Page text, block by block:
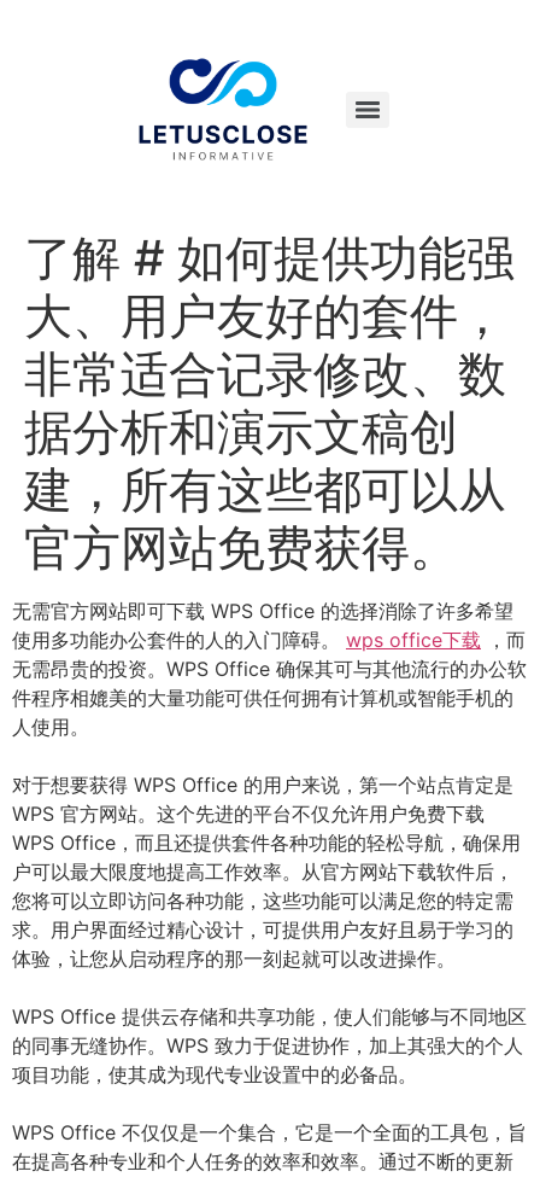
了解 # 如何提供功能强
大、用户友好的套件，
非常适合记录修改、数
据分析和演示文稿创
建，所有这些都可以从
官方网站免费获得。
无需官方网站即可下载 WPS Office 的选择消除了许多希望
使用多功能办公套件的人的入门障碍。 wps office下载 ，而
无需昂贵的投资。WPS Office 确保其可与其他流行的办公软
件程序相媲美的大量功能可供任何拥有计算机或智能手机的
人使用。
对于想要获得 WPS Office 的用户来说，第一个站点肯定是
WPS 官方网站。这个先进的平台不仅允许用户免费下载
WPS Office，而且还提供套件各种功能的轻松导航，确保用
户可以最大限度地提高工作效率。从官方网站下载软件后，
您将可以立即访问各种功能，这些功能可以满足您的特定需
求。用户界面经过精心设计，可提供用户友好且易于学习的
体验，让您从启动程序的那一刻起就可以改进操作。
WPS Office 提供云存储和共享功能，使人们能够与不同地区
的同事无缝协作。WPS 致力于促进协作，加上其强大的个人
项目功能，使其成为现代专业设置中的必备品。
WPS Office 不仅仅是一个集合，它是一个全面的工具包，旨
在提高各种专业和个人任务的效率和效率。通过不断的更新